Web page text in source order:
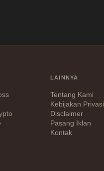
LAINNYA
Tentang Kami
Kebijakan Privasi
Disclaimer
Pasang Iklan
Kontak